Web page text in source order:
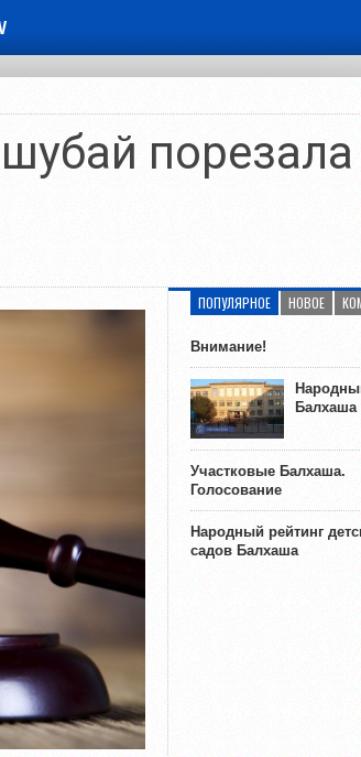
порезала
ПОПУЛЯРНОЕ НОВОЕ
Внимание!
Балхаша
Участковые Балхаша.
Голосование
Народный рейтинг
садов Балхаша